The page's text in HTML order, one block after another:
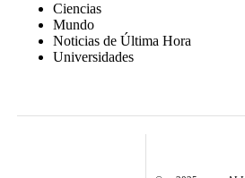
Ciencias
Mundo
Noticias de Última Hora
Universidades